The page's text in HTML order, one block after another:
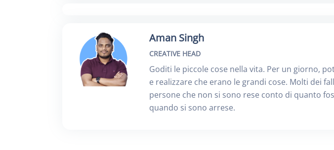
Aman Singh
CREATIVE HEAD
Goditi le piccole cose nella vita. Per un giorno,
e realizzare che erano le grandi cose. Molti dei
persone che non si sono rese conto di quanto
quando si sono arrese.